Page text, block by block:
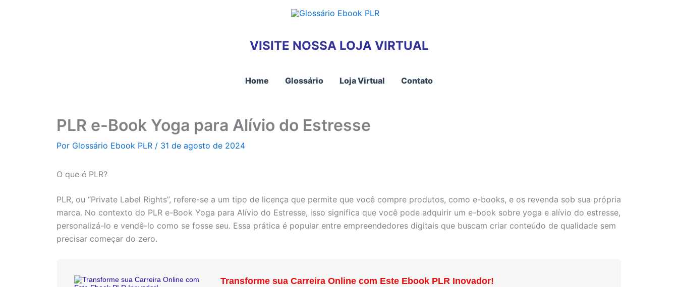
VISITE NOSSA LOJA VIRTUAL
Home Glossário Loja Virtual Contato
PLR e-Book Yoga para Alívio do Estresse
Por Glossário Ebook PLR / 31 de agosto de 2024
O que é PLR?
PLR, ou “Private Label Rights”, refere-se a um tipo de licença que permite que você compre produtos, como e-books, e os revenda sob sua própria
marca. No contexto do PLR e-Book Yoga para Alívio do Estresse, isso significa que você pode adquirir um e-book sobre yoga e alívio do estresse,
personalizá-lo e vendê-lo como se fosse seu. Essa prática é popular entre empreendedores digitais que buscam criar conteúdo de qualidade sem
precisar começar do zero.
Transforme sua Carreira Online com Este Ebook PLR Inovador!